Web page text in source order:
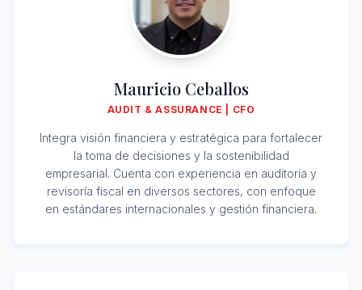
Mauricio Ceballos
AUDIT & ASSURANCE | CFO
Integra visión financiera y estratégica para fortalecer
la toma de decisiones y la sostenibilidad
empresarial. Cuenta con experiencia en auditoría y
revisoría fiscal en diversos sectores, con enfoque
en estándares internacionales y gestión financiera.